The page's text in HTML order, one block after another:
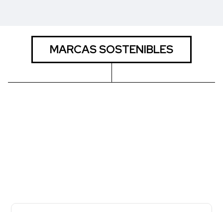
MARCAS SOSTENIBLES